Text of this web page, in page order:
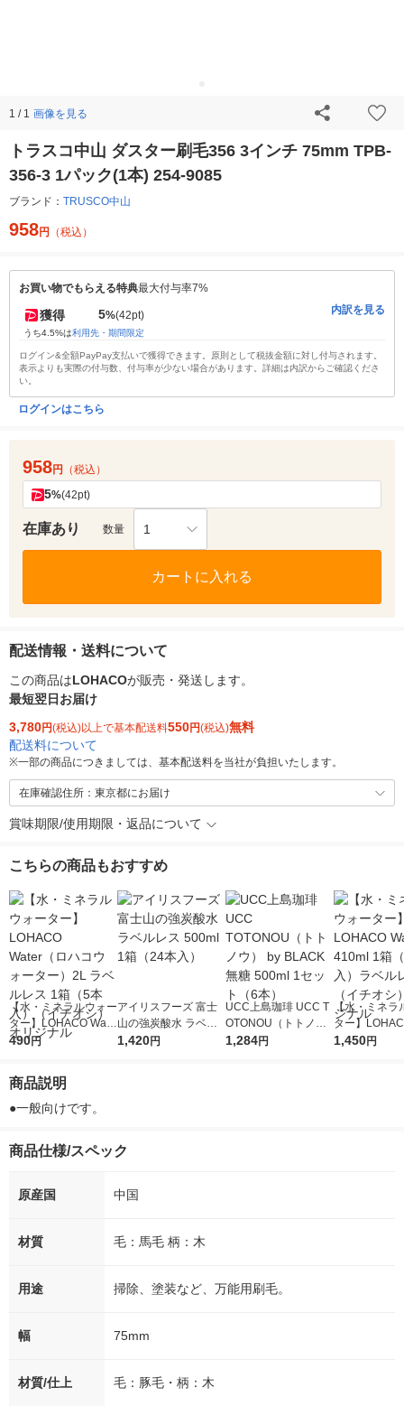
1 / 1 画像を見る
トラスコ中山 ダスター刷毛356 3インチ 75mm TPB-
356-3 1パック(1本) 254-9085
ブランド： TRUSCO中山
958円 （税込）
お買い物でもらえる特典最大付与率7%
獲得 5%(42pt)
うち4.5%は利用先・期間限定
内訳を見る
ログイン&全額PayPay支払いで獲得できます。原則として税抜金額に対し付与されます。
表示よりも実際の付与数、付与率が少ない場合があります。詳細は内訳からご確認くださ
い。
ログインはこちら
958円 （税込）
5%(42pt)
在庫あり 数量 1
カートに入れる
配送情報・送料について
この商品はLOHACOが販売・発送します。
最短翌日お届け
3,780円(税込)以上で基本配送料550円(税込)無料
配送料について
※一部の商品につきましては、基本配送料を当社が負担いたします。
在庫確認住所：東京都にお届け
賞味期限/使用期限・返品について
こちらの商品もおすすめ
【水・ミネラルウォー
ター】LOHACO Wate
r（ロハコウォータ
シ） オリジナル
490円
アイリスフーズ 富士
山の強炭酸水 ラベル
レス 500ml 1箱（24
1,420円
UCC上島珈琲 UCC T
OTONOU（トトノ
ウ） by BLACK無糖 5
1,284円
【水・ミネラ
ター】
r 410ml 1箱（
1,450円
商品説明
●一般向けです。
商品仕様/スペック
原産国 中国
材質 毛：馬毛 柄：木
用途 掃除、塗装など、万能用刷毛。
幅 75mm
材質/仕上 毛：豚毛・柄：木